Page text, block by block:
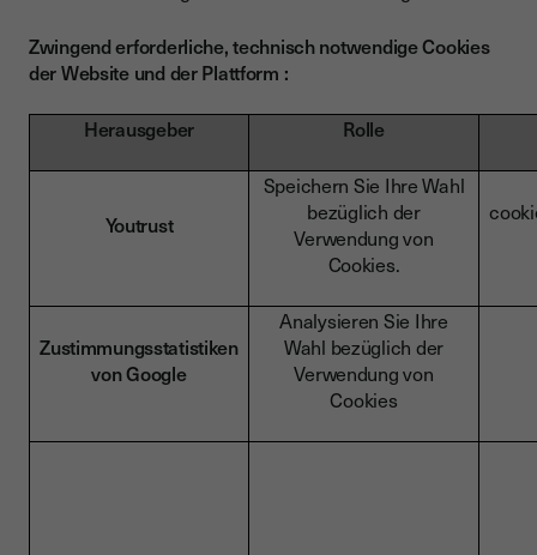
Zwingend erforderliche, technisch notwendige Cookies
der Website und der Plattform :
Herausgeber
Rolle
Youtrust
Speichern Sie Ihre Wahl
bezüglich der
Verwendung von
Cookies.
Zustimmungsstatistiken
von Google
Analysieren Sie Ihre
Wahl bezüglich der
Verwendung von
Cookies